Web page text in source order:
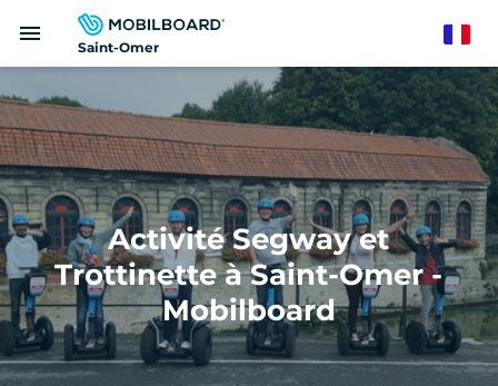
Saint-Omer
menu
Activité Segway et
Trottinette à Saint-Omer -
Mobilboard